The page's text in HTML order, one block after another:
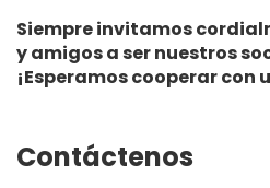
Siempre invitamos
y amigos a ser nuestros
¡Esperamos cooperar con
Contáctenos